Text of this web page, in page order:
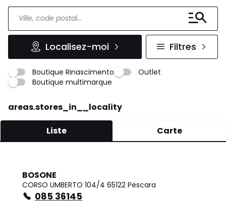
Localisez-moi Filtres
Boutique Rinascimento
Outlet
Boutique multimarque
areas.stores_in__locality
Liste Carte
BOSONE
CORSO UMBERTO 104/4 65122 Pescara
085 36145